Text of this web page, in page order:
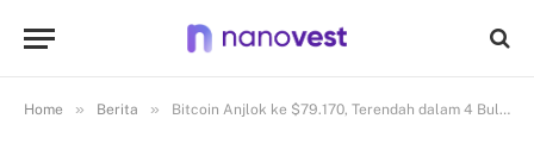
Home » Berita » Bitcoin Anjlok ke $79.170, Terendah dalam 4 Bulan